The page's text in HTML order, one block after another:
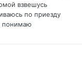
взвешусь
по приезду
понимаю